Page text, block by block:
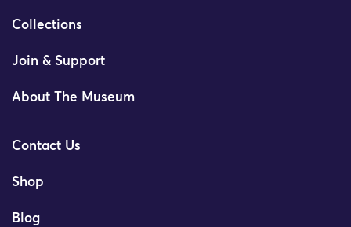
Collections
Join & Support
About The Museum
Contact Us
Shop
Blog